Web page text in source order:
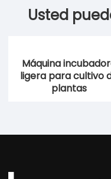
Usted
Máquina
ligera para cultivo
plantas